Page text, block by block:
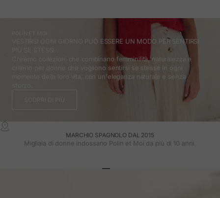
VESTIRSI OGNI GIORNO PUÒ ESSERE UN MODO PER SENTIRSI
Creiamo collezioni che combinano femminilità, naturalezza e
criterio per donne che vogliono sentirsi se stesse in ogni
momento della loro vita, con un'eleganza naturale e senza
MARCHIO SPAGNOLO DAL 2015
Migliaia di donne indossano Polin et Moi da più di 10 anni.